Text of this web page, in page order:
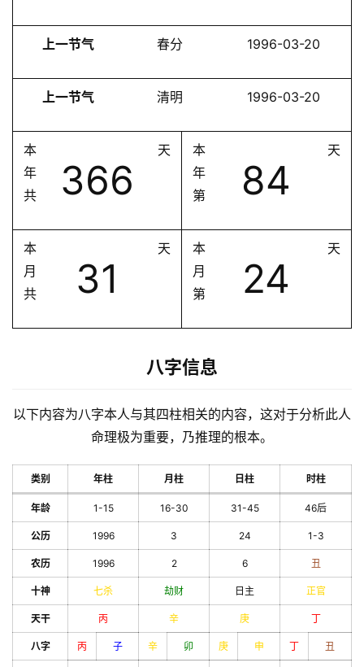
上一节气 春分 1996-03-20
上一节气 清明 1996-03-20
本
年
共
366
天
本
年
第
84
天
本
月
共
31
天
本
月
第
24
天
八字信息
以下内容为八字本人与其四柱相关的内容，这对于分析此人
命理极为重要，乃推理的根本。
类别 年柱 月柱 日柱 时柱
年龄 1-15 16-30 31-45 46后
公历 1996 3 24 1-3
农历 1996 2 6 丑
十神 七杀 劫财 日主 正官
天干 丙 辛 庚 丁
八字 丙 子 辛 卯 庚 申 丁 丑